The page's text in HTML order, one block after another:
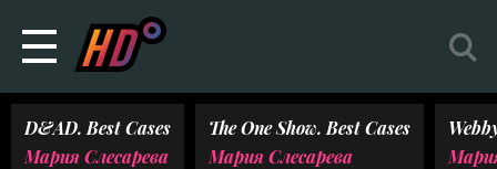
D&AD. Best Cases
Мария Слесарева
The One Show. Best Cases
Мария Слесарева